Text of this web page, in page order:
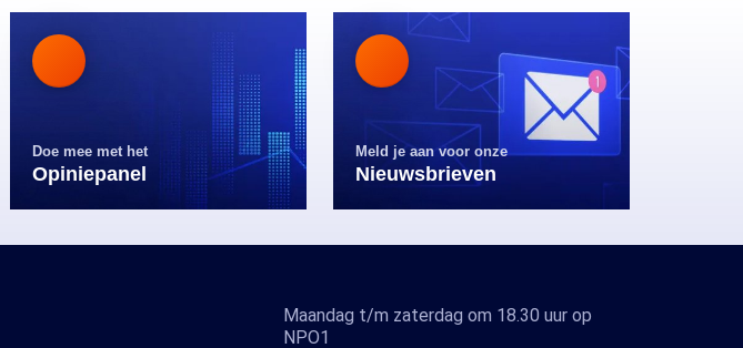
Doe mee met het
Opiniepanel
Meld je aan voor onze
Nieuwsbrieven
Maandag t/m zaterdag om 18.30 uur op
NPO1